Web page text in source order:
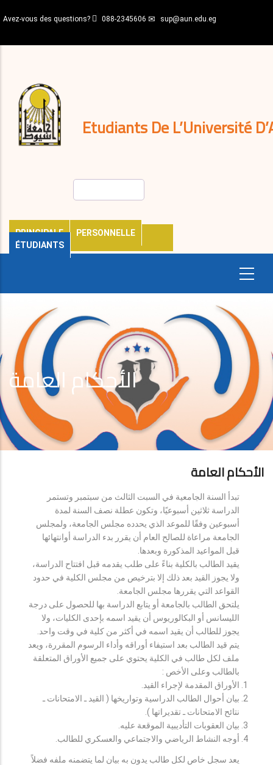
au
principal
Avez-vous des questions? 088-2345606 sup@aun.edu.eg
Etudiants De L’Université
PRINCIPALE
PERSONNELLE
ÉTUDIANTS
décisions
Expatriés
Journal
الأحكام العامة
الأحكام العامة
تبدأ السنة الجامعية في السبت الثالث من سبتمبر وتستمر
الدراسة ثلاثين أسبوعيًا، وتكون عطلة نصف السنة لمدة
أسبوعين وفقًا للموعد الذي يحدده مجلس الجامعة، ولمجلس
الجامعة مراعاة للصالح العام أن يقرر بدء الدراسة أوانتهائها
قبل المواعيد المذكورة وبعدها.
يقيد الطالب بالكلية بناءً على طلب يقدمه قبل افتتاح الدراسة،
ولا يجوز القيد بعد ذلك إلا بترخيص من مجلس الكلية في حدود
القواعد التي يقررها مجلس الجامعة.
يلتحق الطالب بالجامعة أو يتابع الدراسة بها للحصول على درجة
الليسانس أو البكالوريوس أن يقيد اسمه بإحدى الكليات، ولا
يجوز للطالب أن يقيد اسمه في أكثر من كلية في وقت واحد.
يتم قيد الطالب بعد استيفاء أوراقه وأداء الرسوم المقررة، ويعد
ملف لكل طالب في الكلية يحتوي على جميع الأوراق المتعلقة
بالطالب وعلى الأخص :
الأوراق المقدمة لإجراء القيد.
بيان أحوال الطالب الدراسية وتواريخها ( القيد ـ الامتحانات ـ
نتائح الامتحانات ـ تقديراتها ).
بيان العقوبات التأديبية الموقعة عليه.
أوجه النشاط الرياضي والاجتماعي والعسكري للطالب.
يعد سجل خاص لكل طالب يدون به بيان لما يتضمنه ملفه فضلاً